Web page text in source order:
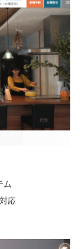
(撮影・編集)
制作
ザイン
ィング
#広告運用
ム
応